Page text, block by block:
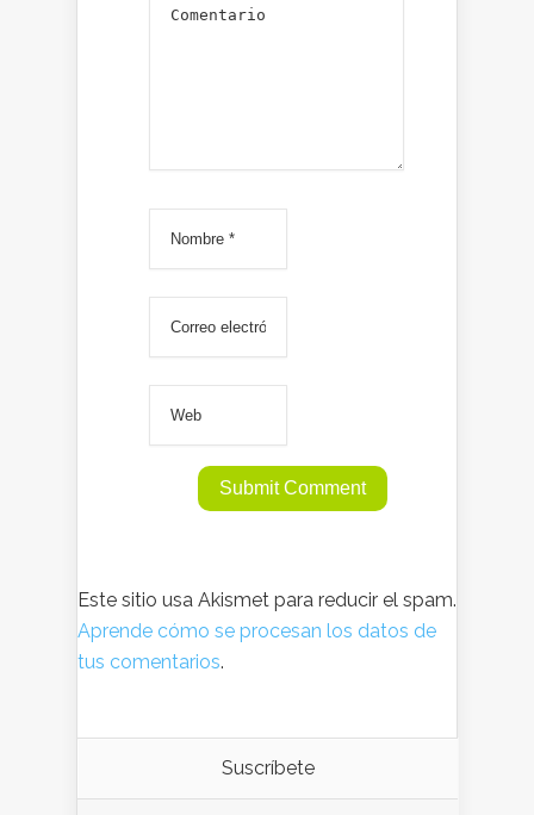
Este sitio usa Akismet para reducir el spam.
Aprende cómo se procesan los datos de
tus comentarios.
Suscríbete